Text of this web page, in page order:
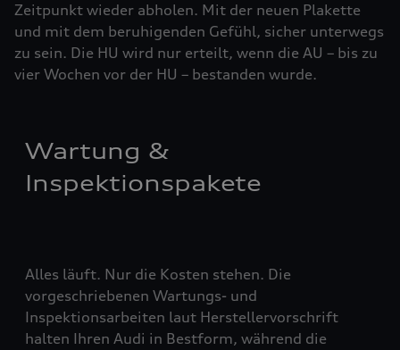
Zeitpunkt wieder abholen. Mit der neuen Plakette
und mit dem beruhigenden Gefühl, sicher unterwegs
zu sein. Die HU wird nur erteilt, wenn die AU – bis zu
vier ­Woch­en vor der HU – bestanden wurde.
Wartung &
Inspektionspakete
Alles läuft. Nur die Kosten stehen. Die
vorgeschriebenen Wartungs- und
Inspektionsarbeiten laut Herstellervorschrift
halten Ihren Audi in Bestform, während die